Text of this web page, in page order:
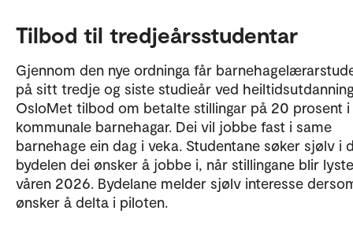
Tilbod til tredjeårsstudentar
Gjennom den nye ordninga får
på sitt tredje og siste studieår ved
OsloMet tilbod om betalte stillingar på 20 prosent i
kommunale barnehagar. Dei vil jobbe fast i same
barnehage ein dag i veka. Studentane søker sjølv i
bydelen dei ønsker å jobbe i, når stillingane blir
våren 2026. Bydelane melder sjølv interesse
ønsker å delta i piloten.